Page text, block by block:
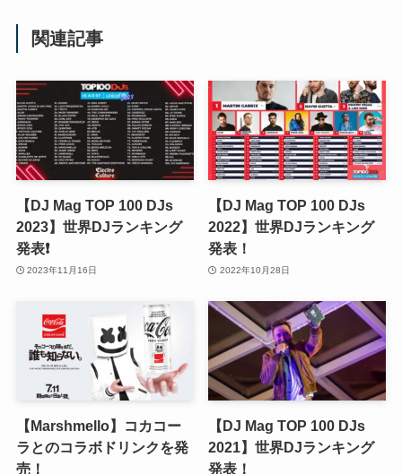
関連記事
【DJ Mag TOP 100 DJs
2023】世界DJランキング
発表❗️
2023年11月16日
【DJ Mag TOP 100 DJs
2022】世界DJランキング
発表！
2022年10月28日
【Marshmello】コカコー
ラとのコラボドリンクを発
売！
【DJ Mag TOP 100 DJs
2021】世界DJランキング
発表！